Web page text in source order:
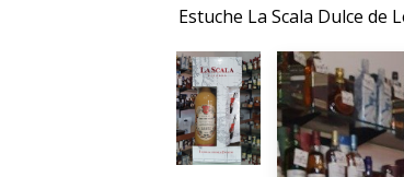
Estuche La Scala Dulce de